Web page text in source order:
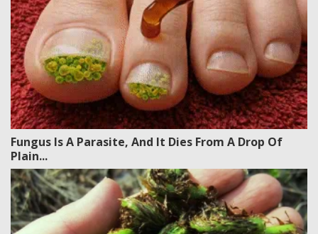
Fungus Is A Parasite, And It Dies From A Drop Of
Plain...